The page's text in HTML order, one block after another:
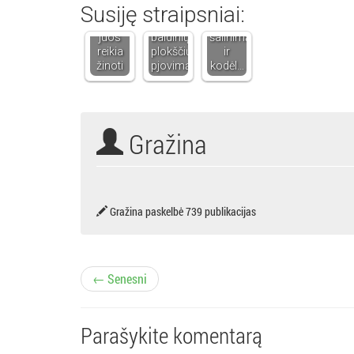
Susiję straipsniai:
ką
apie
juos
reikia
žinoti
žinoti
apie
baldinių
plokščių
pjovimą
dantų
akmenų
šalinimą
ir
kodėl…
Gražina
Gražina paskelbė 739 publikacijas
Į
r
← Senesni
Parašykite komentarą